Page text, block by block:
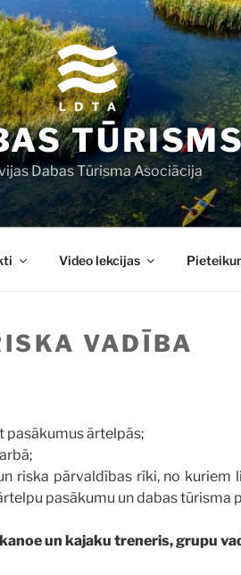
Dabas Tūrisma Asociācija
Video lekcijas
VADĪBA
pasākumus ārtelpās;
riska pārvaldības rīki, no kuriem
pasākumu un dabas tūrisma
un kajaku treneris, grupu